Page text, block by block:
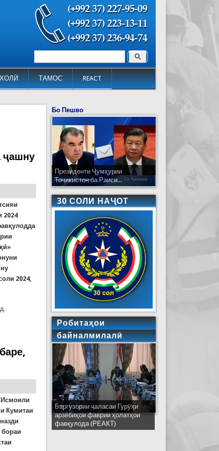
ТАМОС REACT
Форма поиска Поиск
ҷашну
2024
2024,
дар Ҷумҳурии Тоҷикистон
Исмоили
Кумитаи
бораи
Бо Пешво
Президенти Ҷумҳурии
Тоҷикистон ба Раиси...
30 СОЛИ НАҶОТ
Робитаҳои
байналмилалӣ
Баргузории ҷаласаи Гурӯҳи
арзёбиҳои фаврии ҳолатҳои
фавқулода (РЕАКТ)
Ширкати ҳайати Тоҷикистон дар
ҷаласаи идораҳои наҷоти
кишварҳои узви СҲШ дар
шаҳри Деҳлӣ